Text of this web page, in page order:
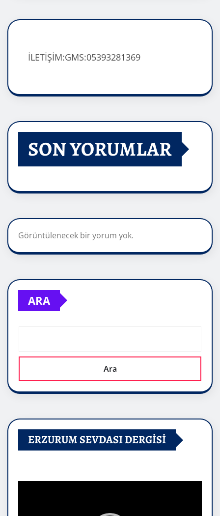
İLETİŞİM:GMS:05393281369
SON YORUMLAR
Görüntülenecek bir yorum yok.
ARA
Ara
ERZURUM SEVDASI DERGİSİ